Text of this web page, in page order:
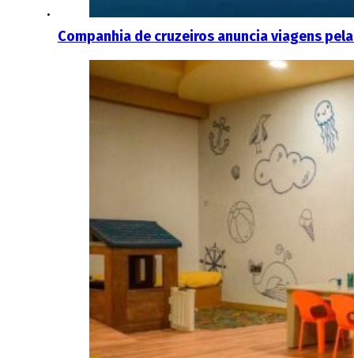
Companhia de cruzeiros anuncia viagens